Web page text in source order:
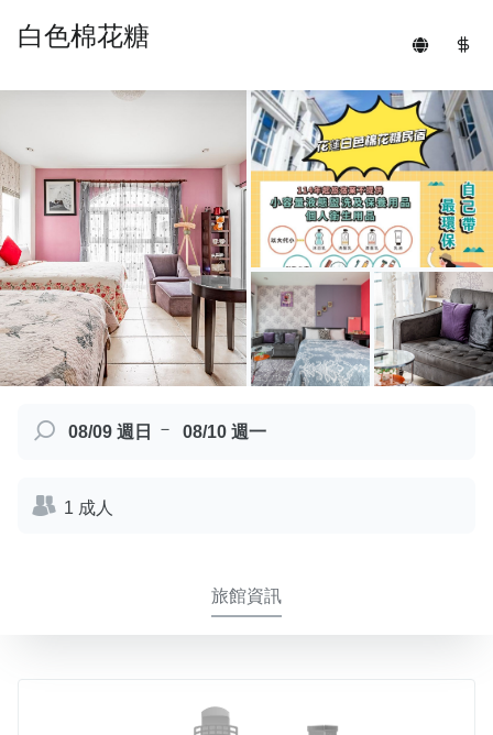
白色棉花糖
08/09 週日 － 08/10 週一
1 成人
旅館資訊